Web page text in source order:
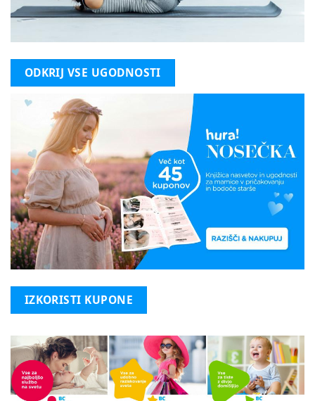
ODKRIJ VSE UGODNOSTI
IZKORISTI KUPONE